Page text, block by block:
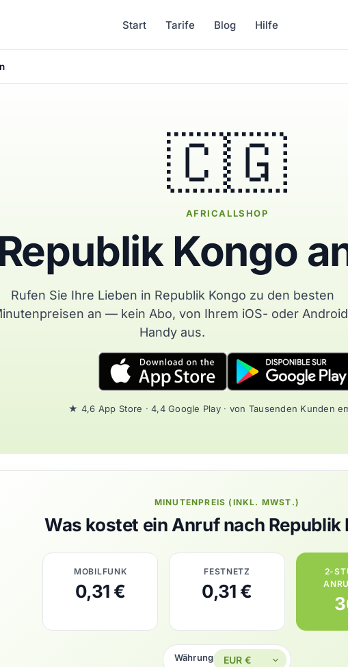
Start Tarife Blog Hilfe
🇨🇬
AFRICALLSHOP
Republik Kongo
Rufen Sie Ihre Lieben in Republik Kongo zu den besten
an — kein Abo, von Ihrem iOS- oder
Handy aus.
★ 4,6 App Store · 4,4 Google Play · von Tausenden Kunden
MINUTENPREIS (INKL. MWST.)
Was kostet ein Anruf nach Republik
MOBILFUNK
0,31 €
FESTNETZ
0,31 €
2-
Währung